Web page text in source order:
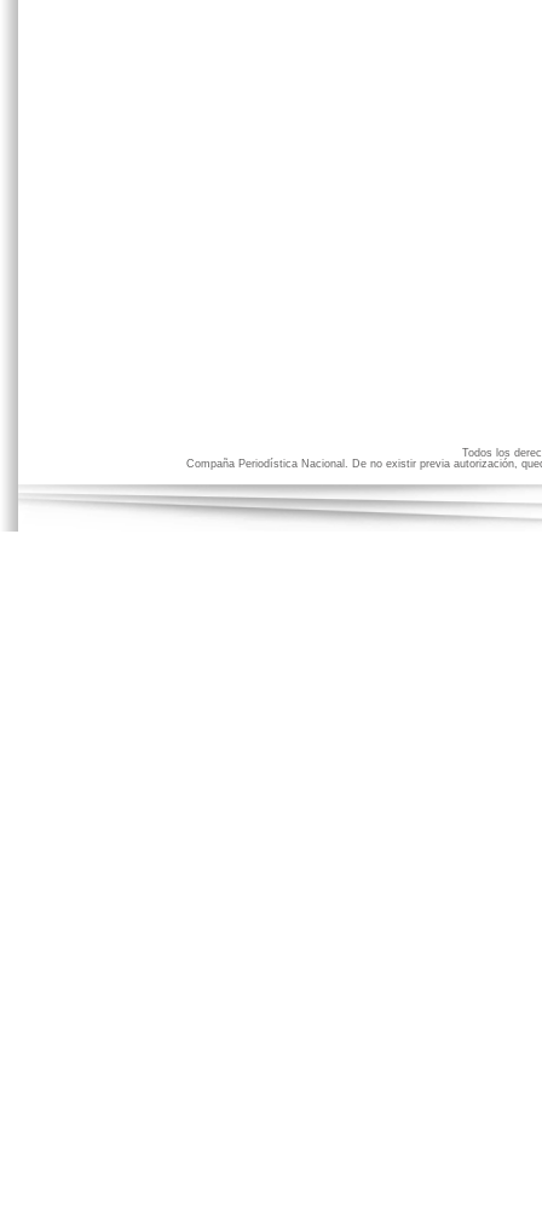
Todos los
Compaña Periodística Nacional. De no existir previa autorización,